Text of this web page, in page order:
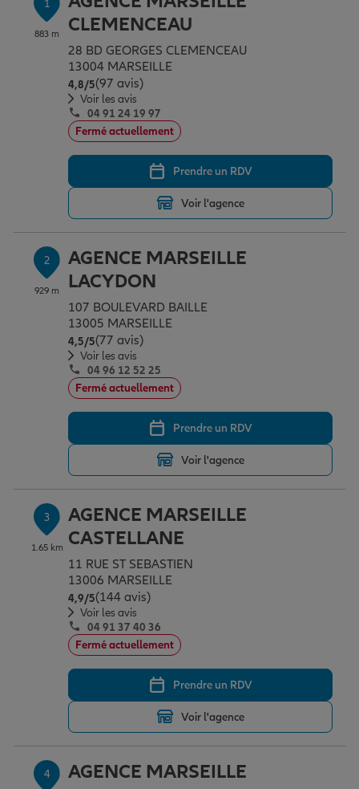
Assurance emprunteur
Prévoyance et dépendance
Assurance animal de compagnie
Protection de la famille
Protection juridique
Épargne & retraite
Plan épargne retraite
Assurance vie
Placements financiers
Transmission
Vos projets
Partir en vacances
Déménager
Départ à la retraite
Préparer l’avenir
Conseil assurance
Outre-mer
Assurance habitation
Le Pack Famille
Garantie des accidents de la vie
Assurance scolaire
Protection juridique
Retraite
Tous nos devis d'assurance
Allianz en France
1
883 m
CLEMENCEAU
28 BD GEORGES CLEMENCEAU
13004 MARSEILLE
4,8/5Note de 4.8 sur 5
(97 avis)
Voir les avis
04 91 24 19 97
Fermé actuellement
Prendre un RDV
Voir l'agence
2
929 m
AGENCE MARSEILLE
LACYDON
107 BOULEVARD BAILLE
13005 MARSEILLE
4,5/5Note de 4.5 sur 5
(77 avis)
Voir les avis
04 96 12 52 25
Fermé actuellement
Prendre un RDV
Voir l'agence
3
1.65 km
AGENCE MARSEILLE
CASTELLANE
11 RUE ST SEBASTIEN
13006 MARSEILLE
4,9/5Note de 4.9 sur 5
(144 avis)
Voir les avis
04 91 37 40 36
Fermé actuellement
Prendre un RDV
Voir l'agence
4 AGENCE MARSEILLE